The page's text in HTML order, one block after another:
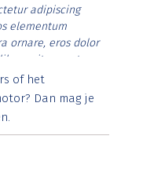
adipiscing
elementum
ornare, eros dolor
vitae erat.
id rutrum lorem
posuere.
of het
Dan mag je